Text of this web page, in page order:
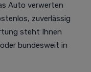
Auto verwerten
zuverlässig
steht Ihnen
bundesweit in